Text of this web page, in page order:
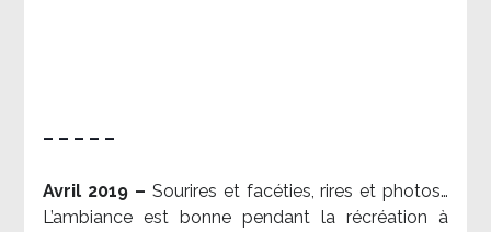
– – – – –
Avril 2019 – Sourires et facéties, rires et photos…
L’ambiance est bonne pendant la récréation à